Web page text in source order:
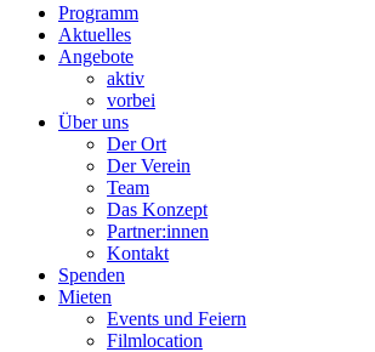
Programm
Aktuelles
Angebote
aktiv
vorbei
Über uns
Der Ort
Der Verein
Team
Das Konzept
Partner:innen
Kontakt
Spenden
Mieten
Events und Feiern
Filmlocation